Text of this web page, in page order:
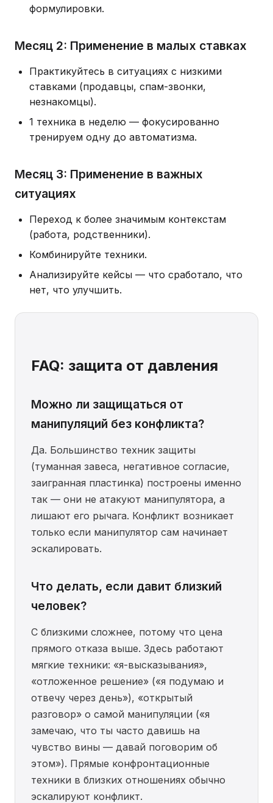
формулировки.
Месяц 2: Применение в малых ставках
Практикуйтесь в ситуациях с низкими
ставками (продавцы, спам-звонки,
незнакомцы).
1 техника в неделю — фокусированно
тренируем одну до автоматизма.
Месяц 3: Применение в важных
ситуациях
Переход к более значимым контекстам
(работа, родственники).
Комбинируйте техники.
Анализируйте кейсы — что сработало, что
нет, что улучшить.
FAQ: защита от давления
Можно ли защищаться от
манипуляций без конфликта?
Да. Большинство техник защиты
(туманная завеса, негативное согласие,
заигранная пластинка) построены именно
так — они не атакуют манипулятора, а
лишают его рычага. Конфликт возникает
только если манипулятор сам начинает
эскалировать.
Что делать, если давит близкий
человек?
С близкими сложнее, потому что цена
прямого отказа выше. Здесь работают
мягкие техники: «я-высказывания»,
«отложенное решение» («я подумаю и
отвечу через день»), «открытый
разговор» о самой манипуляции («я
замечаю, что ты часто давишь на
чувство вины — давай поговорим об
этом»). Прямые конфронтационные
техники в близких отношениях обычно
эскалируют конфликт.